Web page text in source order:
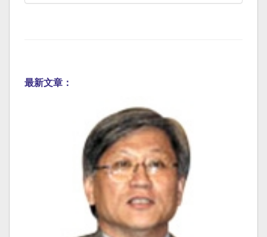
最新文章：